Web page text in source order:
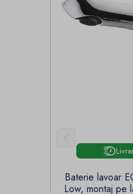
Baterie lavoar
Low, montaj pe